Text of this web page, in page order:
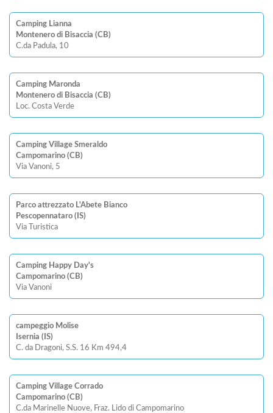
Camping Lianna
Montenero di Bisaccia (CB)
C.da Padula, 10
Camping Maronda
Montenero di Bisaccia (CB)
Loc. Costa Verde
Camping Village Smeraldo
Campomarino (CB)
Via Vanoni, 5
Parco attrezzato L'Abete Bianco
Pescopennataro (IS)
Via Turistica
Camping Happy Day's
Campomarino (CB)
Via Vanoni
campeggio Molise
Isernia (IS)
C. da Dragoni, S.S. 16 Km 494,4
Camping Village Corrado
Campomarino (CB)
C.da Marinelle Nuove, Fraz. Lido di Campomarino